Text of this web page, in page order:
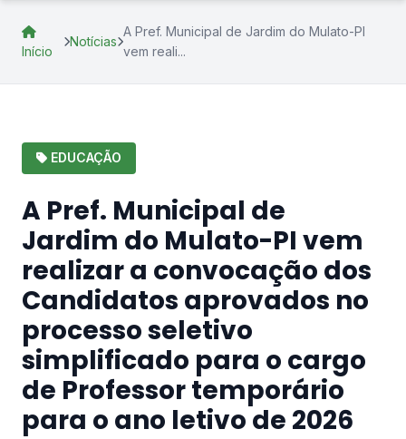
Início
Notícias
A Pref. Municipal de Jardim do Mulato-PI
vem reali...
EDUCAÇÃO
A Pref. Municipal de
Jardim do Mulato-PI vem
realizar a convocação dos
Candidatos aprovados no
processo seletivo
simplificado para o cargo
de Professor temporário
para o ano letivo de 2026